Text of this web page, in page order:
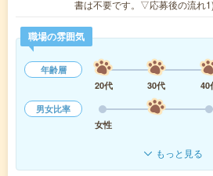
書は不要です。▽応募後の流れ
職場の雰囲気
年齢層
20代
30代 40
男女比率
女性
もっと見る